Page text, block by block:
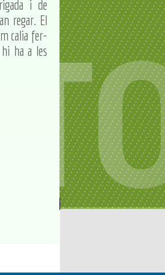
i de
regar. El
calia fer-
ha a les